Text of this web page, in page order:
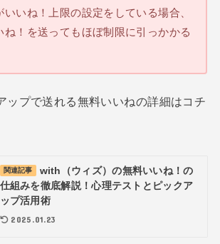
いいね！上限の設定をしている場合、
ね！を送ってもほぼ制限に引っかかる
ップで送れる無料いいねの詳細はコチ
関連記事
with（ウィズ）の無料いいね！の
仕組みを徹底解説！心理テストとピックア
ップ活用術
2025.01.23